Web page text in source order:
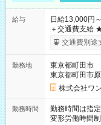
給与
日給13,000円～
＋交通費支給 ★交通費全額支給！ ┗案件により規定あり ★日払
いOK！（規
ンビニATMから 日
交通費別途
勤務地
東京都町田市
東京都町田市
株式会社ワ
勤務時間
勤務時間は指
変形労働時間制 想定労